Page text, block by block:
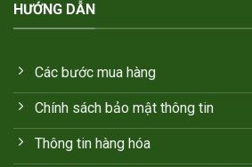
HƯỚNG DẪN
Các bước mua hàng
Chính sách bảo mật thông tin
Thông tin hàng hóa